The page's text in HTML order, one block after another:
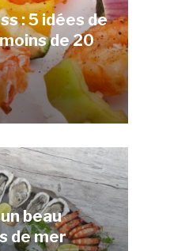
: 5 idées de
de 20
beau
de mer